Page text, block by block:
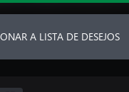
A LISTA DE DESEJOS